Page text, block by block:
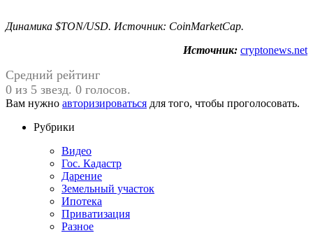
Динамика $TON/USD. Источник: CoinMarketCap.
Источник: cryptonews.net
Средний рейтинг
0 из 5 звезд. 0 голосов.
Вам нужно авторизироваться для того, чтобы проголосовать.
Рубрики
Видео
Гос. Кадастр
Дарение
Земельный участок
Ипотека
Приватизация
Разное